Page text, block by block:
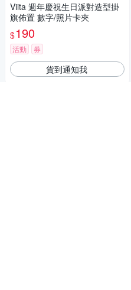
Viita 週年慶祝生日派對造型掛
旗佈置 數字/照片卡夾
$190
活動 券
貨到通知我